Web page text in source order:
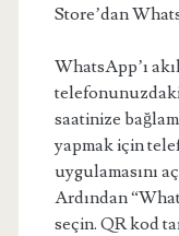
Store’dan
WhatsApp’ı
telefonunuzdaki
saatinize
yapmak için
uygulamasını
Ardından
seçin. QR kod